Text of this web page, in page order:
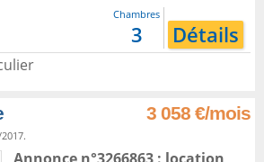
Chambres
3 Détails
3 058 €/mois